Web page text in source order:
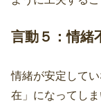
言動５：情緒
情緒が安定して
在」になってし